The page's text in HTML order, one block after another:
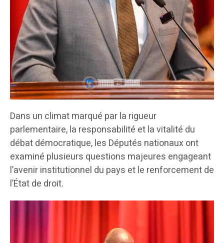
Dans un climat marqué par la rigueur
parlementaire, la responsabilité et la vitalité du
débat démocratique, les Députés nationaux ont
examiné plusieurs questions majeures engageant
l’avenir institutionnel du pays et le renforcement de
l’État de droit.